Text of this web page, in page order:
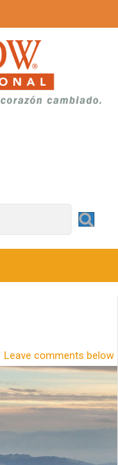
Leave comments below